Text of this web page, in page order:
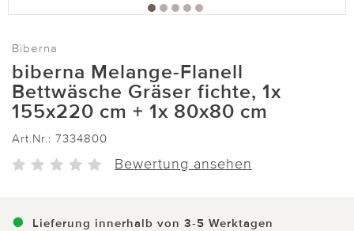
Biberna
biberna Melange-Flanell
Bettwäsche Gräser fichte, 1x
155x220 cm + 1x 80x80 cm
Art.Nr.: 7334800
Bewertung ansehen
Lieferung innerhalb von 3-5 Werktagen